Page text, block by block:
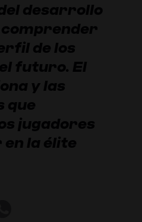
desarrollo
comprender
de los
futuro. El
y las
que
jugadores
la élite